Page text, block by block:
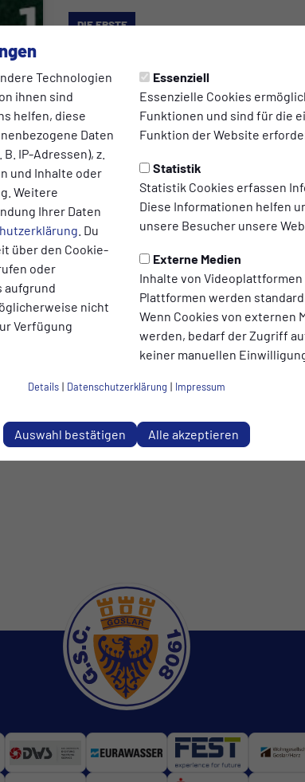
Technologien
ihnen sind
helfen, diese
Daten
IP-Adressen), z.
und Inhalte oder
Weitere
Ihrer Daten
. Du
über den Cookie-
oder
aufgrund
nicht
Verfügung
Essenziell
Essenzielle Cookies
Funktionen und sind für die
Funktion der Website
Statistik
Statistik Cookies erfassen
Diese Informationen helfen
unsere Besucher unsere
Externe Medien
Inhalte von Videoplattformen
Plattformen werden
Wenn Cookies von externen
werden, bedarf der Zugriff
keiner manuellen
Details | Datenschutzerklärung | Impressum
Auswahl bestätigen Alle akzeptieren
DIE ERSTE
für unsere
1.Herren
Der Start in die neue Saison ist für unser
Bezirksligateam mit einem klaren 5:0-
Auswärtssieg beim Aufsteiger FC Ilsetal
gelungen.
zum Artikel